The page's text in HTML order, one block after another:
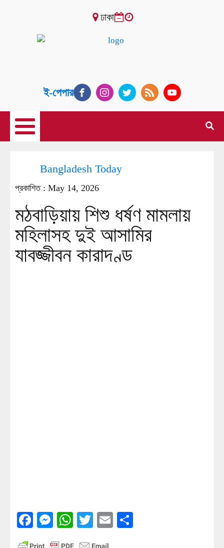
ঢাকা
ই-পেপার
Bangladesh Today
প্রকাশিত : May 14, 2026
মঠবাড়িয়ায় শিশু ধর্ষণ মামলায়
মহিলাসহ দুই আসামির
যাবজ্জীবন কারাদণ্ড
Facebook
Messenger
WhatsApp
TwitterEmail